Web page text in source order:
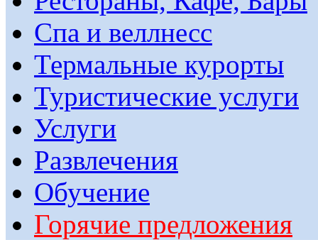
Спа и веллнесс
Термальные курорты
Туристические услуги
Услуги
Развлечения
Обучение
Горячие предложения